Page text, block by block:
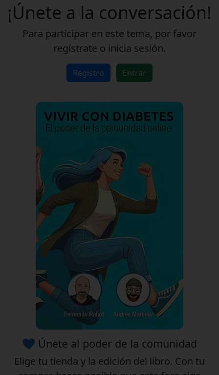
¡Únete a la conversación!
Para participar en este tema, por favor
regístrate o inicia sesión.
Registro Entrar
💙 Únete al poder de la comunidad
Elige tu tienda y la edición del libro. Con tu